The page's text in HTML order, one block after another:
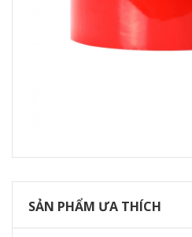
SẢN PHẨM ƯA THÍCH